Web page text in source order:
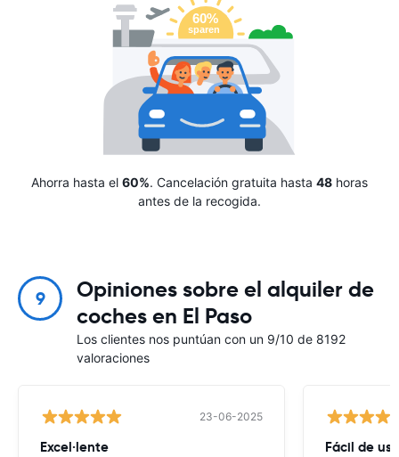
Ahorra hasta el 60%. Cancelación gratuita hasta 48 horas
antes de la recogida.
9
Opiniones sobre el alquiler de
coches en El Paso
Los clientes nos puntúan con un 9/10 de 8192
valoraciones
23-06-2025
Excel·lente Fácil de